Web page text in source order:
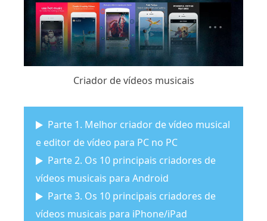
Criador de vídeos musicais
Parte 1. Melhor criador de vídeo musical
e editor de vídeo para PC no PC
Parte 2. Os 10 principais criadores de
vídeos musicais para Android
Parte 3. Os 10 principais criadores de
vídeos musicais para iPhone/iPad